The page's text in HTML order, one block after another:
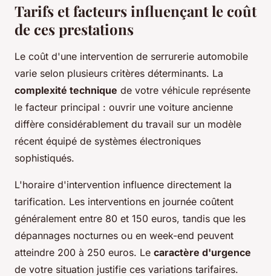
Tarifs et facteurs influençant le coût
de ces prestations
Le coût d'une intervention de serrurerie automobile
varie selon plusieurs critères déterminants. La
complexité technique de votre véhicule représente
le facteur principal : ouvrir une voiture ancienne
diffère considérablement du travail sur un modèle
récent équipé de systèmes électroniques
sophistiqués.
L'horaire d'intervention influence directement la
tarification. Les interventions en journée coûtent
généralement entre 80 et 150 euros, tandis que les
dépannages nocturnes ou en week-end peuvent
atteindre 200 à 250 euros. Le caractère d'urgence
de votre situation justifie ces variations tarifaires.